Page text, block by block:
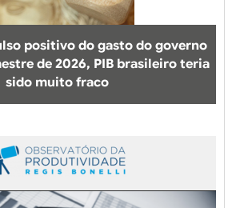
positivo do gasto do governo
de 2026, PIB brasileiro teria
sido muito fraco